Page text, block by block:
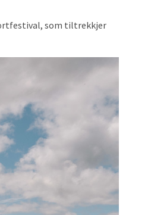
som tiltrekkjer